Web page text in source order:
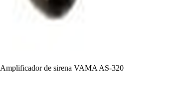
Amplificador de sirena VAMA AS-320